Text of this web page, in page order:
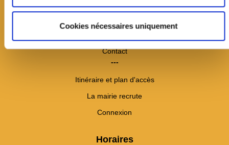
Cookies nécessaires uniquement
CS60033
Contact
---
Itinéraire et plan d'accès
La mairie recrute
Connexion
Horaires